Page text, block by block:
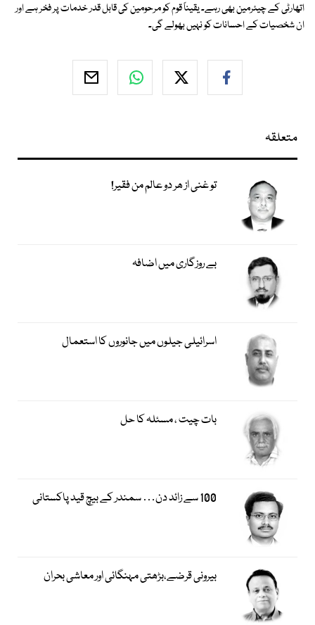
اتھارٹی کے چیئرمین بھی رہے۔ یقیناً قوم کو مرحومین کی قابل قدر خدمات پر فخر ہے اور
ان شخصیات کے احسانات کو نہیں بھولے گی۔
متعلقہ
تو غنی از ھر دو عالم من فقیر!
بے روزگاری میں اضافہ
اسرائیلی جیلوں میں جانوروں کا استعمال
بات چیت ، مسئلہ کا حل
100 سے زائد دن… سمندر کے بیچ قید پاکستانی
بیرونی قرضے،بڑھتی مہنگائی اور معاشی بحران